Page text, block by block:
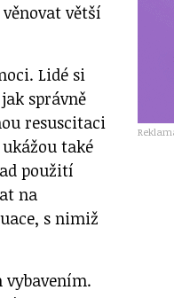
větší
Lidé si
správně
resuscitaci
také
použití
na
s nimiž
vybavením.